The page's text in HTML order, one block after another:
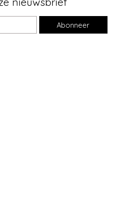
Abonneer